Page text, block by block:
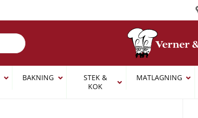
BAKNING
STEK &
KOK
MATLAGNING